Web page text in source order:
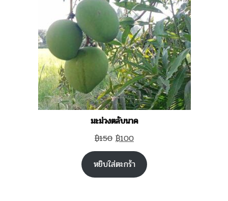
มะม่วงตลับนาค
฿150 Original
price
was:
฿150.
฿100Current
price
is:
฿100.
หยิบใส่ตะกร้า